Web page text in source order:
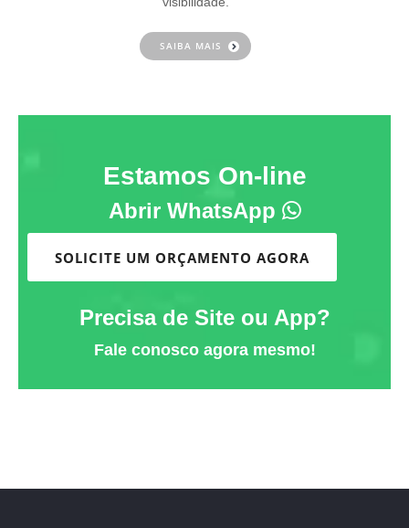
SAIBA MAIS
Estamos On-line
Abrir WhatsApp
SOLICITE UM ORÇAMENTO AGORA
Precisa de Site ou App?
Fale conosco agora mesmo!